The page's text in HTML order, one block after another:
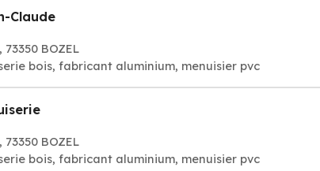
Claude
BOZEL
bois, fabricant aluminium, menuisier pvc
BOZEL
bois, fabricant aluminium, menuisier pvc